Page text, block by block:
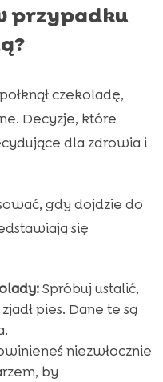
przypadku
czekoladę,
Decyzje, które
dla zdrowia i
gdy dojdzie do
się
Spróbuj ustalić,
pies. Dane te są
niezwłocznie
by